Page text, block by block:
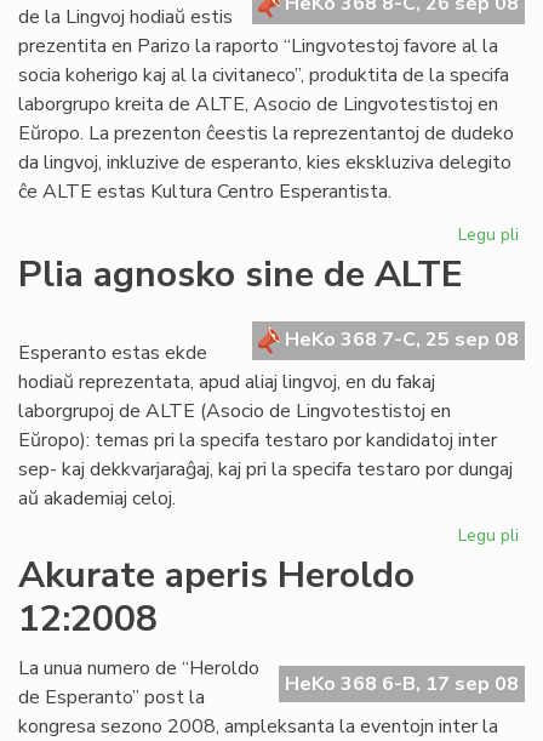
de la Lingvoj hodiaŭ estis
prezentita en Parizo la raporto “Lingvotestoj favore al la
socia koherigo kaj al la civitaneco”, produktita de la specifa
laborgrupo kreita de ALTE, Asocio de Lingvotestistoj en
Eŭropo. La prezenton ĉeestis la reprezentantoj de dudeko
da lingvoj, inkluzive de esperanto, kies ekskluziva delegito
ĉe ALTE estas Kultura Centro Esperantista.
Legu pli
Plia agnosko sine de ALTE
HeKo 368 7-C, 25 sep 08
Esperanto estas ekde
hodiaŭ reprezentata, apud aliaj lingvoj, en du fakaj
laborgrupoj de ALTE (Asocio de Lingvotestistoj en
Eŭropo): temas pri la specifa testaro por kandidatoj inter
sep- kaj dekkvarjaraĝaj, kaj pri la specifa testaro por dungaj
aŭ akademiaj celoj.
Legu pli
Akurate aperis Heroldo
12:2008
HeKo 368 6-B, 17 sep 08
La unua numero de “Heroldo
de Esperanto” post la
kongresa sezono 2008, ampleksanta la eventojn inter la